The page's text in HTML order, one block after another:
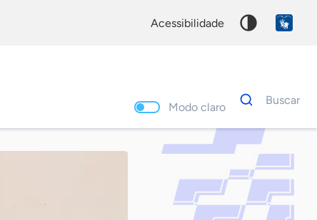
acessibilidade
Modo claro
Dados
para
Buscar
Palavra
chave